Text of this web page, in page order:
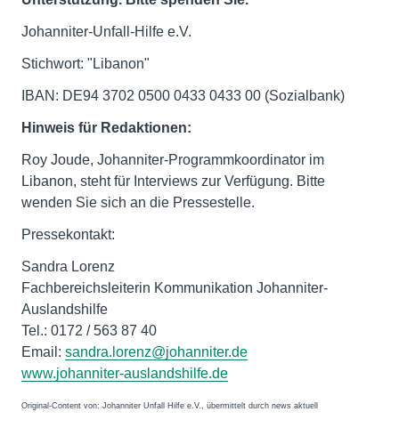
Johanniter-Unfall-Hilfe e.V.
Stichwort: "Libanon"
IBAN: DE94 3702 0500 0433 0433 00 (Sozialbank)
Hinweis für Redaktionen:
Roy Joude, Johanniter-Programmkoordinator im
Libanon, steht für Interviews zur Verfügung. Bitte
wenden Sie sich an die Pressestelle.
Pressekontakt:
Sandra Lorenz
Fachbereichsleiterin Kommunikation Johanniter-
Auslandshilfe
Tel.: 0172 / 563 87 40
Email: sandra.lorenz@johanniter.de
www.johanniter-auslandshilfe.de
Original-Content von: Johanniter Unfall Hilfe e.V., übermittelt durch news aktuell